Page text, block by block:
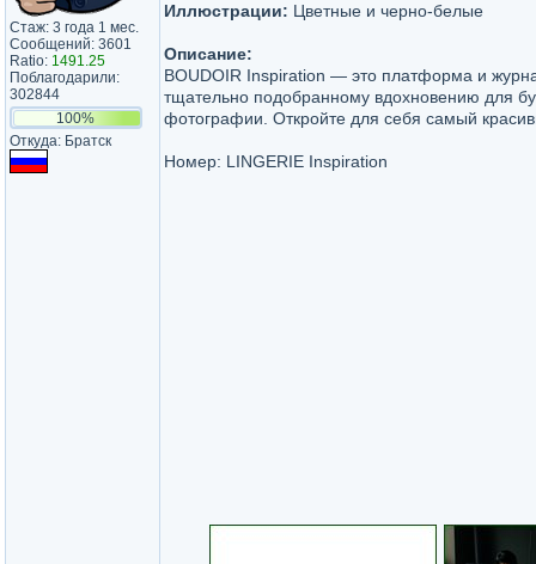
Стаж: 3 года 1 мес.
Сообщений: 3601
Ratio: 1491.25
Поблагодарили:
302844
100%
Откуда: Братск
Иллюстрации: Цветные и черно-белые
Описание:
BOUDOIR Inspiration — это платформа и
тщательно подобранному вдохновению для
фотографии. Откройте для себя самый
Номер: LINGERIE Inspiration